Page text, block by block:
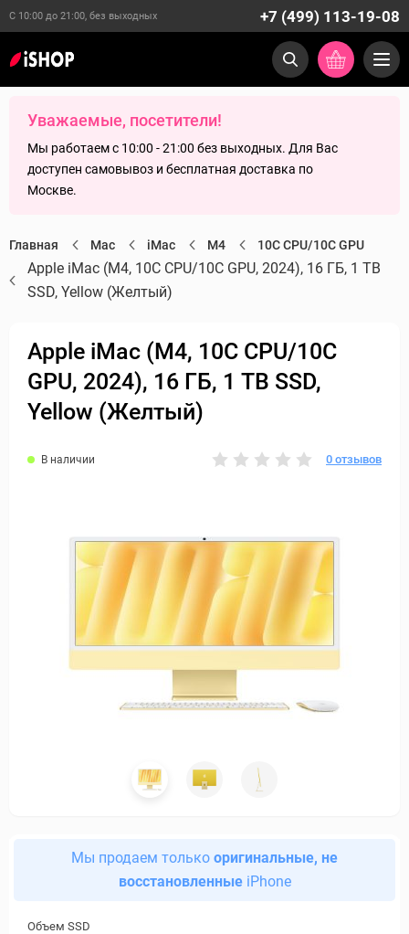
С 10:00 до 21:00, без выходных +7 (499) 113-19-08
Уважаемые, посетители!
Мы работаем с 10:00 - 21:00 без выходных. Для Вас
доступен самовывоз и бесплатная доставка по
Москве.
Главная Mac iMac M4 10C CPU/10C GPU
Apple iMac (M4, 10C CPU/10C GPU, 2024), 16 ГБ, 1 TB
SSD, Yellow (Желтый)
Apple iMac (M4, 10C CPU/10C
GPU, 2024), 16 ГБ, 1 TB SSD,
Yellow (Желтый)
В наличии 0 отзывов
Мы продаем только оригинальные, не
восстановленныеiPhone
Объем SSD